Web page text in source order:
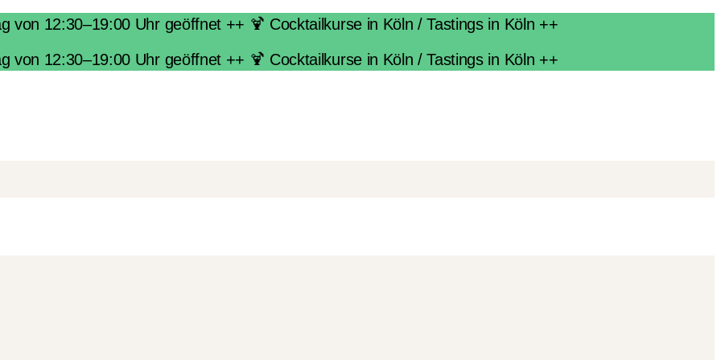
von 12:30–19:00 Uhr geöffnet ++ 🍹 Cocktailkurse in Köln / Tastings in Köln ++
von 12:30–19:00 Uhr geöffnet ++ 🍹 Cocktailkurse in Köln / Tastings in Köln ++